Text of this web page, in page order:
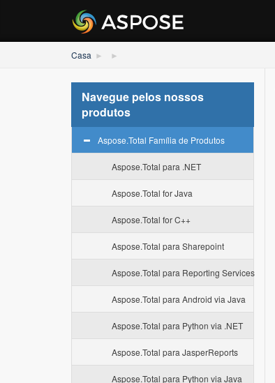
Casa
Navegue pelos nossos
produtos
Aspose.Total Família de Produtos
Aspose.Total para .NET
Aspose.Total for Java
Aspose.Total for C++
Aspose.Total para Sharepoint
Aspose.Total para Reporting Services
Aspose.Total para Android via Java
Aspose.Total para Python via .NET
Aspose.Total para JasperReports
Aspose.Total para Python via Java